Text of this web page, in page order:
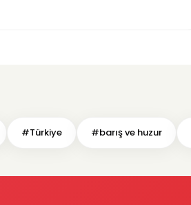
#Türkiye #barış ve huzur